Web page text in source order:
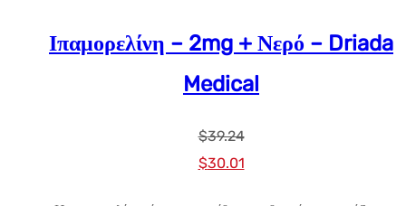
Ιπαμορελίνη – 2mg + Νερό – Driada
Medical
$39.24
Αρχική
$30.01Η